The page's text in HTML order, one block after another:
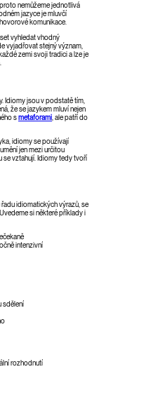
nemůžeme jednotlivá
jazyce je mluvčí
komunikace.
vyhledat vhodný
vyjadřovat stejný význam,
zemi svoji tradici a lze je
Idiomy jsou v podstatě tím,
že se jazykem mluví nejen
smetaforami , ale patří do
idiomy se používají
jen mezi určitou
se vztahují. Idiomy tedy tvoří
řadu idiomatických výrazů, se
si některé příklady i
intenzivní
sdělení
rozhodnutí